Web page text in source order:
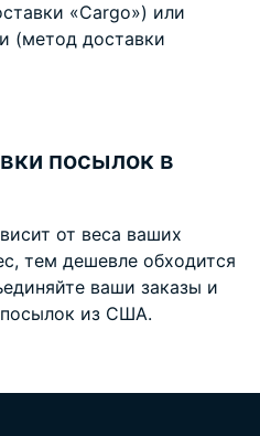
«Cargo») или
(метод доставки
посылок в
от веса ваших
тем дешевле обходится
ваши заказы и
посылок из США.